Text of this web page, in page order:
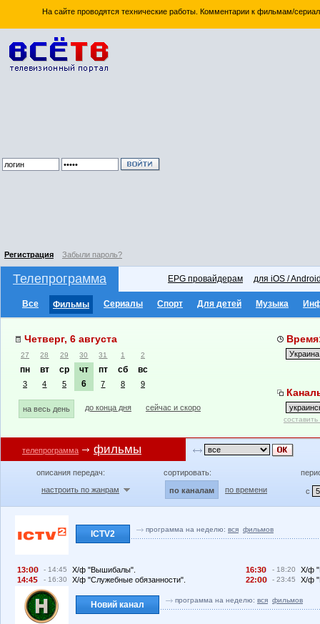
На сайте проводятся технические работы. Комментарии к фильмам/
Регистрация Забыли пароль?
Телепрограмма EPG провайдерам для iOS /
Все Фильмы Сериалы Спорт Для детей Музыка
Четверг, 6 августа
27 28 29 30 31 1 2
пн вт ср чт пт сб вс
3 4 5 6 7 8 9
на весь день до конца дня сейчас и скоро
телепрограмма фильмы
описания передач:
настроить по жанрам
сортировать:
по каналам по времени с
ICTV2 программа на неделю: вся фильмов
13: - 14:45
Х/ф "Вышибалы".
14:4
- 16:30 Х/ф "Служебные обязанности".
16:3 - 18:20
Х/ф
22:
- 23:45 Х/ф
Новий канал программа на неделю: вся фильмов